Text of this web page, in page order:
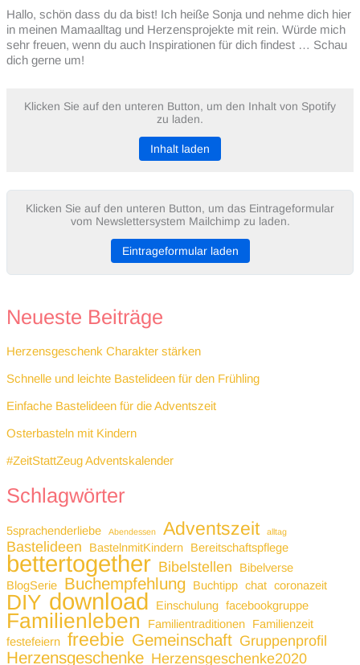
Hallo, schön dass du da bist! Ich heiße Sonja und nehme dich hier
in meinen Mamaalltag und Herzensprojekte mit rein. Würde mich
sehr freuen, wenn du auch Inspirationen für dich findest … Schau
dich gerne um!
Klicken Sie auf den unteren Button, um den Inhalt von Spotify
zu laden.
Inhalt laden
Klicken Sie auf den unteren Button, um das Eintrageformular
vom Newslettersystem Mailchimp zu laden.
Eintrageformular laden
Neueste Beiträge
Herzensgeschenk Charakter stärken
Schnelle und leichte Bastelideen für den Frühling
Einfache Bastelideen für die Adventszeit
Osterbasteln mit Kindern
#ZeitStattZeug Adventskalender
Schlagwörter
5sprachenderliebe Abendessen Adventszeit alltag
Bastelideen BastelnmitKindern Bereitschaftspflege
bettertogether Bibelstellen
Bibelverse
BlogSerie
Buchempfehlung Buchtipp chat coronazeit
DIY download Einschulung facebookgruppe
Familienleben Familientraditionen
Familienzeit
festefeiern freebie Gemeinschaft Gruppenprofil
Herzensgeschenke Herzensgeschenke2020